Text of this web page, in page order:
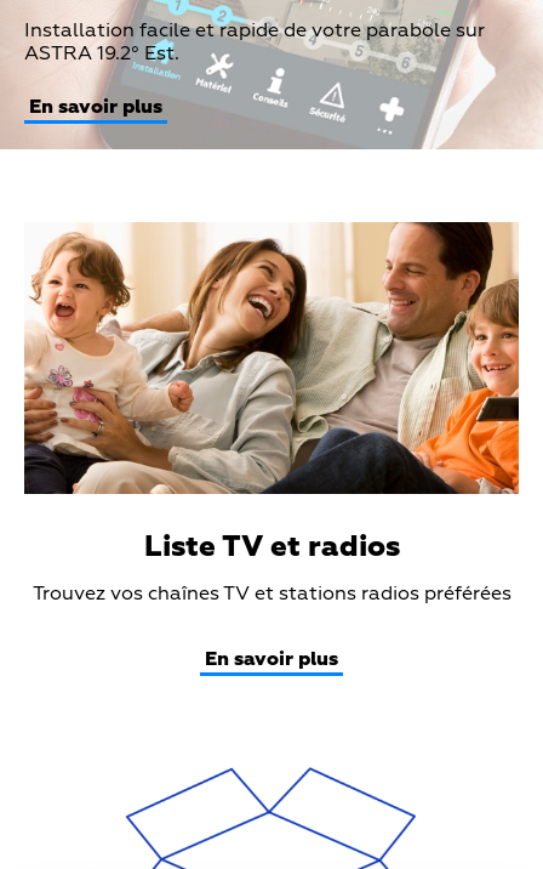
Teaser
Text
Installation facile et rapide de votre parabole sur
ASTRA 19.2° Est.
En savoir plus
Teaser
Media
Liste TV et radios
Teaser
Trouvez vos chaînes TV et stations radios préférées
En savoir plus